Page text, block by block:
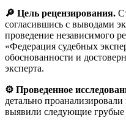
🔎 Цель рецензирования.
согласившись с выводами
проведение независимого
«Федерация судебных
обоснованности и
эксперта.
⚙️ Проведенное
детально
выявили следующие грубые